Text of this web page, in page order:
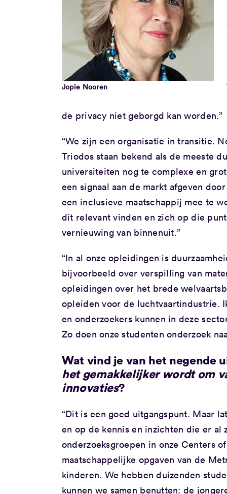
Jopie Nooren
de privacy niet geborgd kan worden.”
“We zijn een organisatie in transitie.
Triodos staan bekend als de meeste
universiteiten nog te complexe en
een signaal aan de markt afgeven
een inclusieve maatschappij mee te
dit relevant vinden en zich op die
vernieuwing van binnenuit.”
“In al onze opleidingen is
bijvoorbeeld over verspilling van
opleidingen over het brede
opleiden voor de luchtvaartindustrie.
en onderzoekers kunnen in deze
Zo doen onze studenten onderzoek
Wat vind je van het negende
het gemakkelijker wordt om
innovaties?
“Dit is een goed uitgangspunt. Maar
en op de kennis en inzichten die er
onderzoeksgroepen in onze Centers
maatschappelijke opgaven van de
kinderen. We hebben duizenden
kunnen we samen benutten: de